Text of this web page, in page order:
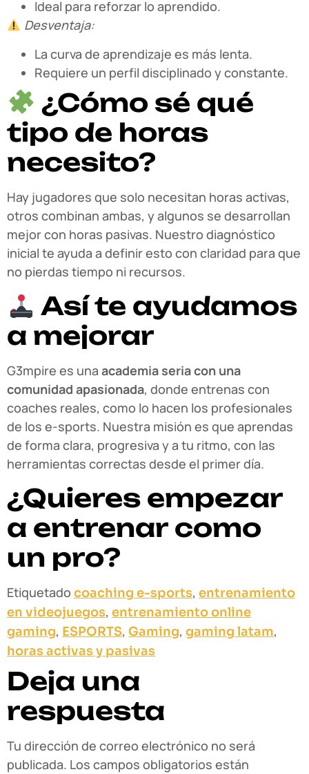
Ideal para reforzar lo aprendido.
Desventaja:
La curva de aprendizaje es más lenta.
Requiere un perfil disciplinado y constante.
¿Cómo sé qué
tipo de horas
necesito?
Hay jugadores que solo necesitan horas activas,
otros combinan ambas, y algunos se desarrollan
mejor con horas pasivas. Nuestro diagnóstico
inicial te ayuda a definir esto con claridad para que
no pierdas tiempo ni recursos.
Así te ayudamos
a mejorar
G3mpire es una academia seria con una
comunidad apasionada, donde entrenas con
coaches reales, como lo hacen los profesionales
de los e-sports. Nuestra misión es que aprendas
de forma clara, progresiva y a tu ritmo, con las
herramientas correctas desde el primer día.
¿Quieres empezar
a entrenar como
un pro?
Etiquetado coaching e-sports, entrenamiento
en videojuegos, entrenamiento online
gaming, ESPORTS, Gaming, gaming latam,
horas activas y pasivas
Deja una
respuesta
Tu dirección de correo electrónico no será
publicada. Los campos obligatorios están